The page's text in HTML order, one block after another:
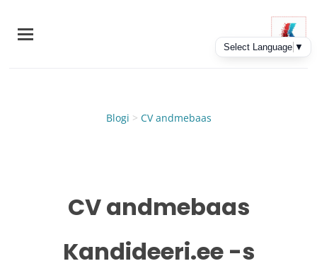
main
Blogi > CV andmebaas
CV andmebaas
Kandideeri.ee -s